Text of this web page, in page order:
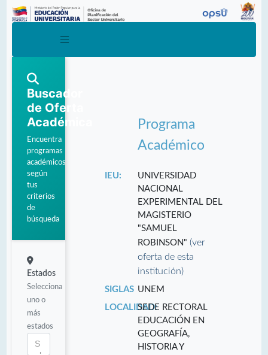
Buscador
de Oferta
Académica
Encuentra
programas
académicos
según
tus
criterios
de
búsqueda
Estados
Selecciona
uno o
más
estados
Programa
Académico
IEU:
UNIVERSIDAD
NACIONAL
EXPERIMENTAL DEL
MAGISTERIO
"SAMUEL
ROBINSON"(ver
oferta de esta
institución)
SIGLAS UNEM
LOCALIDAD:SEDE RECTORAL
EDUCACIÓN EN
GEOGRAFÍA,
HISTORIA Y